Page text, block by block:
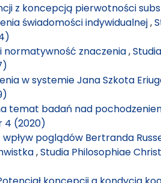
z koncepcją pierwotności
świadomości indywidualnej,
i normatywność znaczenia,Studia
w systemie Jana Szkota
temat badań nad
4 (2020)
poglądów Bertranda
,Studia Philosophiae